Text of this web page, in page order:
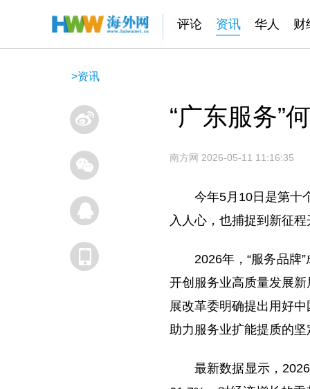
评论 资讯 华人 财
>资讯
“广东服务”
南方网 2026-05-11 11:16:35
今年5月10日是第十
入人心，也捕捉到新征
2026年，“服务品牌
开创服务业高质量发展
展改革委明确提出用好
助力服务业扩能提质的坚
最新数据显示，